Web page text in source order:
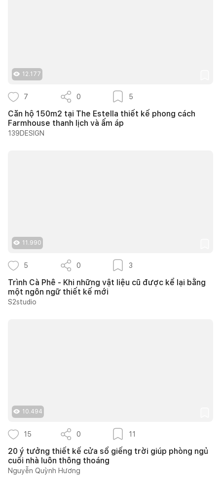
12.177
7 0 5
Căn hộ 150m2 tại The Estella thiết kế phong cách
Farmhouse thanh lịch và ấm áp
139DESIGN
11.990
5 0 3
Trình Cà Phê - Khi những vật liệu cũ được kể lại bằng
một ngôn ngữ thiết kế mới
S2studio
10.494
15 0 11
20 ý tưởng thiết kế cửa sổ giếng trời giúp phòng ngủ
cuối nhà luôn thông thoáng
Nguyễn Quỳnh Hương